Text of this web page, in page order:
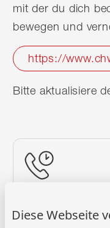
Diese Webseite
mit der du dich
bewegen und
https://
Bitte aktualisiere